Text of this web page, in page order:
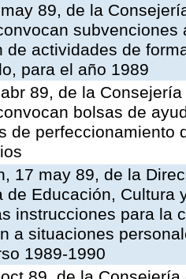
89, de la
de actividades de
para el año 1989
89, de la
bolsas de
de perfeccionamiento
17 may 89, de la
de Educación, Cultura
instrucciones para la
a situaciones
1989-1990